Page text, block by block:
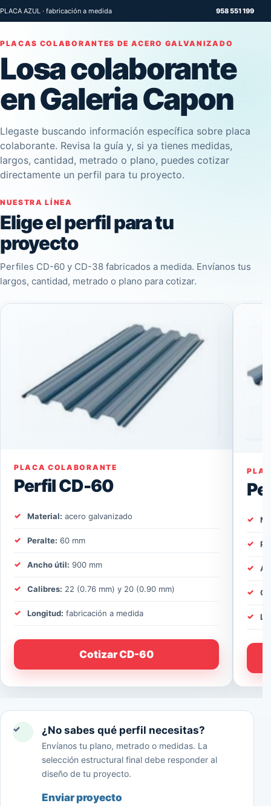
PLACA AZUL · fabricación a medida 958 551 199
PLACAS COLABORANTES DE ACERO GALVANIZADO
Losa colaborante
en Galeria Capon
Llegaste buscando información específica sobre placa
colaborante. Revisa la guía y, si ya tienes medidas,
largos, cantidad, metrado o plano, puedes cotizar
directamente un perfil para tu proyecto.
NUESTRA LÍNEA
Elige el perfil para tu
proyecto
Perfiles CD-60 y CD-38 fabricados a medida. Envíanos tus
largos, cantidad, metrado o plano para cotizar.
PLACA COLABORANTE
Perfil CD-60
Material: acero galvanizado
Peralte: 60 mm
Ancho útil: 900 mm
Calibres: 22 (0.76 mm) y 20 (0.90 mm)
Longitud: fabricación a medida
Cotizar CD-60
✓ ¿No sabes qué perfil necesitas?
Envíanos tu plano, metrado o medidas. La
selección estructural final debe responder al
diseño de tu proyecto.
Enviar proyecto